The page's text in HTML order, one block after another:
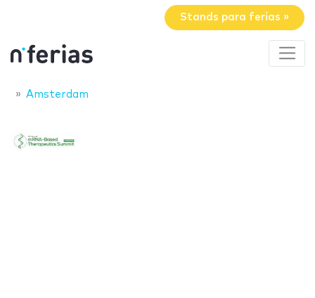
Stands para ferias »
Amsterdam